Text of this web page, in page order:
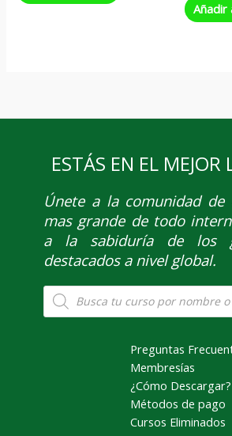
Añadir
ESTÁS EN EL MEJOR
Únetea la comunidad de
mas grande de todo
a la sabiduría de los
destacados a nivel global.
Búsqueda
de
productos
Preguntas
Membresías
¿Cómo Descargar?
Métodos de pago
Cursos Eliminados